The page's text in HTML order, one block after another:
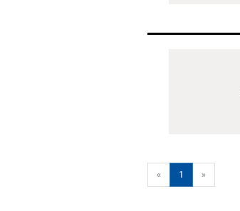
« 1 »